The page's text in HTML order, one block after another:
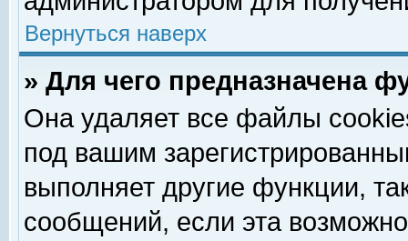
Вернуться наверх
» Для чего предназначена
Она удаляет все файлы
под вашим
выполняет другие функции,
сообщений, если эта